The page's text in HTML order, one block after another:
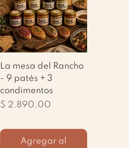
Vista rápida
La mesa del Rancho
- 9 patés + 3
condimentos
Precio
$ 2.890,00
Agregar al